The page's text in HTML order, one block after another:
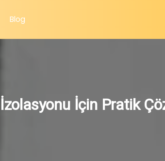
Blog
İzolasyonu İçin Pratik